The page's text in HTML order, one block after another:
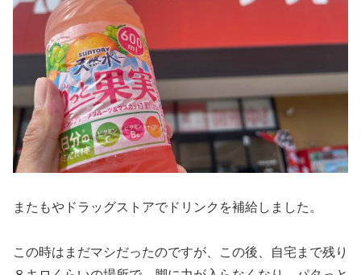
またもやドラッグストアでドリンクを補給しました。
この時はまだマシだったのですが、この後、自宅まで残り